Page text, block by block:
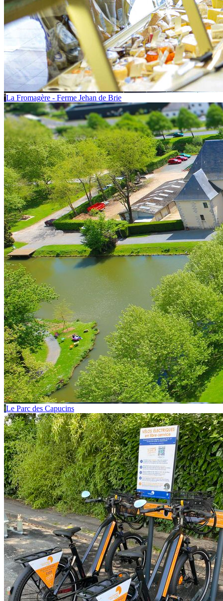
La Fromagère - Ferme Jehan de Brie
Le Parc des Capucins